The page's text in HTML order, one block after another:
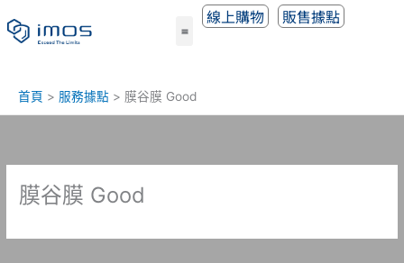
至
線上購物 販售據點
首頁 服務據點 膜谷膜 Good
膜谷膜 Good